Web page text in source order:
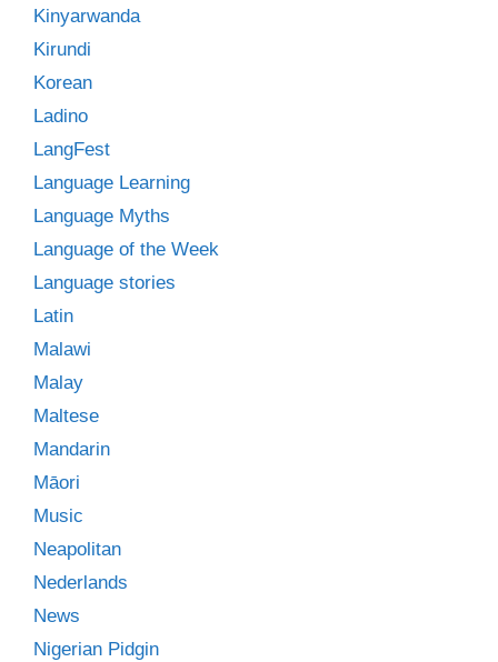
Kinyarwanda
Kirundi
Korean
Ladino
LangFest
Language Learning
Language Myths
Language of the Week
Language stories
Latin
Malawi
Malay
Maltese
Mandarin
Māori
Music
Neapolitan
Nederlands
News
Nigerian Pidgin